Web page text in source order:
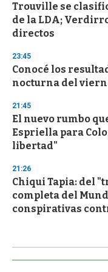
Trouville se
de la LDA;
directos
23:45
Conocé los
nocturna del
21:45
El nuevo rumbo
Espriella para
libertad"
21:26
Chiqui Tapia: del
completa del
conspirativas